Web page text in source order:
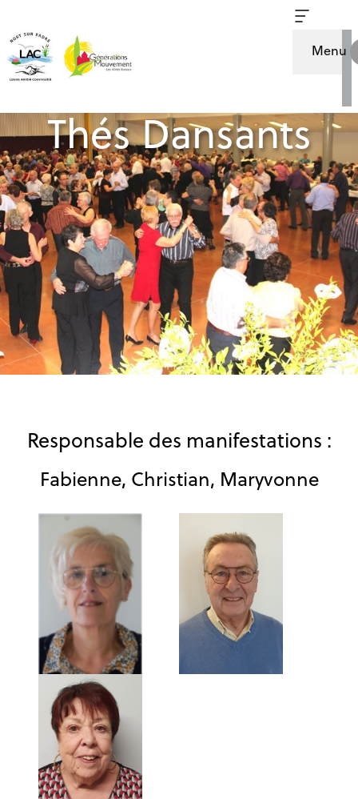
Menu
Thés Dansants
Responsable des manifestations :
Fabienne, Christian, Maryvonne